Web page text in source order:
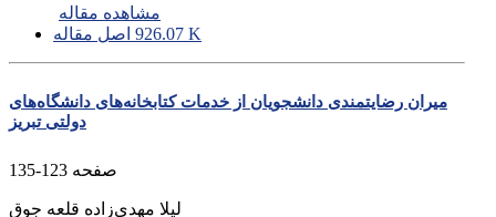
مشاهده مقاله
926.07 K
میران رضایتمندی دانشجویان از خدمات کتابخانه‌های دانشگاه‌های
دولتی تبریز
صفحه 123-135
لیلا مهدی‌زاده قلعه جوق